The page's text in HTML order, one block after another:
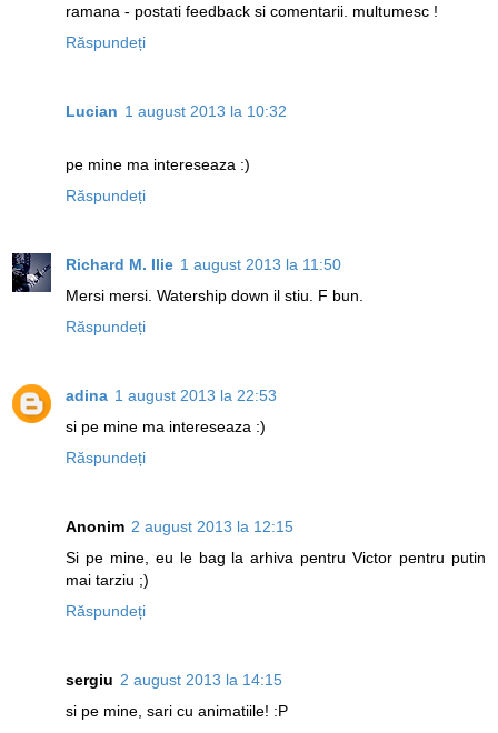
ramana - postati feedback si comentarii. multumesc !
Răspundeți
Lucian 1 august 2013 la 10:32
pe mine ma intereseaza :)
Răspundeți
Richard M. Ilie 1 august 2013 la 11:50
Mersi mersi. Watership down il stiu. F bun.
Răspundeți
adina 1 august 2013 la 22:53
si pe mine ma intereseaza :)
Răspundeți
Anonim 2 august 2013 la 12:15
Si pe mine, eu le bag la arhiva pentru Victor pentru putin
mai tarziu ;)
Răspundeți
sergiu 2 august 2013 la 14:15
si pe mine, sari cu animatiile! :P